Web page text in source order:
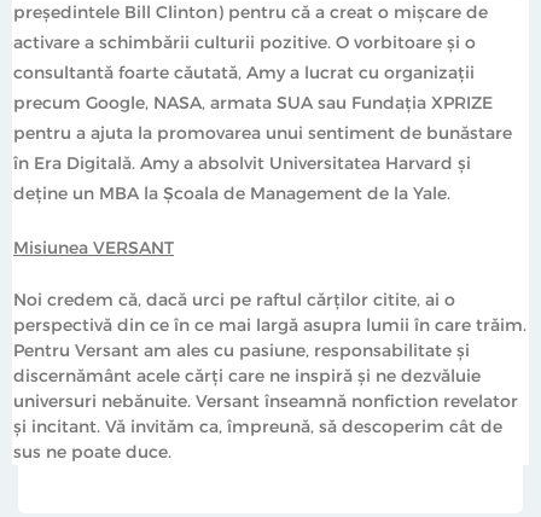
președintele Bill Clinton) pentru că a creat o mișcare de
activare a schimbării culturii pozitive. O vorbitoare și o
consultantă foarte căutată, Amy a lucrat cu organizații
precum Google, NASA, armata SUA sau Fundația XPRIZE
pentru a ajuta la promovarea unui sentiment de bunăstare
în Era Digitală. Amy a absolvit Universitatea Harvard și
deține un MBA la Școala de Management de la Yale.
Misiunea VERSANT
Noi credem că, dacă urci pe raftul cărților citite, ai o
perspectivă din ce în ce mai largă asupra lumii în care trăim.
Pentru Versant am ales cu pasiune, responsabilitate și
discernământ acele cărți care ne inspiră și ne dezvăluie
universuri nebănuite. Versant înseamnă nonfiction revelator
și incitant. Vă invităm ca, împreună, să descoperim cât de
sus ne poate duce.